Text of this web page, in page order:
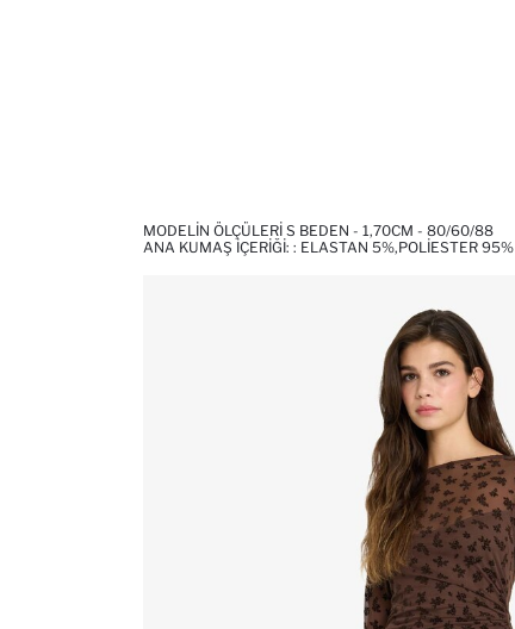
MODELIN ÖLÇÜLERI S BEDEN - 1,70CM - 80/60/88
ANA KUMAŞ İÇERIĞI: : ELASTAN 5%,POLIESTER 95%